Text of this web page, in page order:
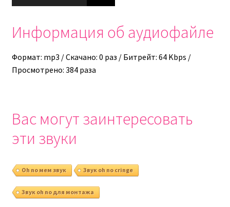
Информация об аудиофайле
Формат: mp3 / Скачано: 0 раз / Битрейт: 64 Kbps /
Просмотрено: 384 раза
Вас могут заинтересовать
эти звуки
Oh no мем звук Звук oh no cringe
Звук oh no для монтажа